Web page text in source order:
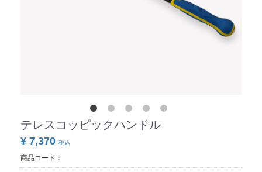
テレスコッピックハンドル
¥ 7,370 税込
商品コード：